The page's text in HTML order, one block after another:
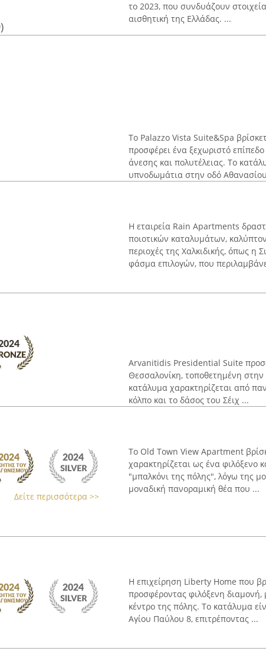
το 2023, που συνδυάζουν
αισθητική της Ελλάδας. ...
Το Palazzo Vista Suite&Spa
προσφέρει ένα ξεχωριστό
άνεσης και πολυτέλειας. Το
υπνοδωμάτια στην οδό
Η εταιρεία Rain Apartments
ποιοτικών καταλυμάτων,
περιοχές της Χαλκιδικής, όπως η
φάσμα επιλογών, που
Arvanitidis Presidential Suite
Θεσσαλονίκη, τοποθετημένη
κατάλυμα χαρακτηρίζεται από
κόλπο και το δάσος του Σέιχ ...
Δείτε περισσότερα >>
Το Old Town View Apartment
χαρακτηρίζεται ως ένα
"μπαλκόνι της πόλης", λόγω της
μοναδική πανοραμική θέα που ...
Η επιχείρηση Liberty Home που
προσφέροντας φιλόξενη
κέντρο της πόλης. Το κατάλυμα
Αγίου Παύλου 8, επιτρέποντας ...